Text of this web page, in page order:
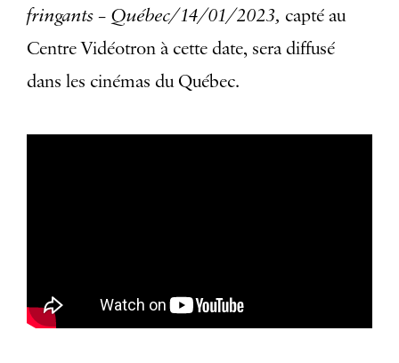
fringants – Québec/14/01/2023, capté au
Centre Vidéotron à cette date, sera diffusé
dans les cinémas du Québec.